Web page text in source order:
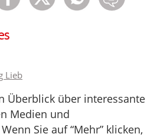
Lieb
Überblick über interessante
Medien und
Sie auf “Mehr” klicken,